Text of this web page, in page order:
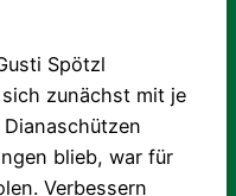
Spötzl
zunächst mit je
blieb, war für
Verbessern